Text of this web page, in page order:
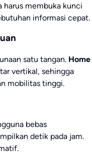
membuka kunci
informasi cepat.
satu tangan. Home
vertikal, sehingga
mobilitas tinggi.
bebas
detik pada jam.